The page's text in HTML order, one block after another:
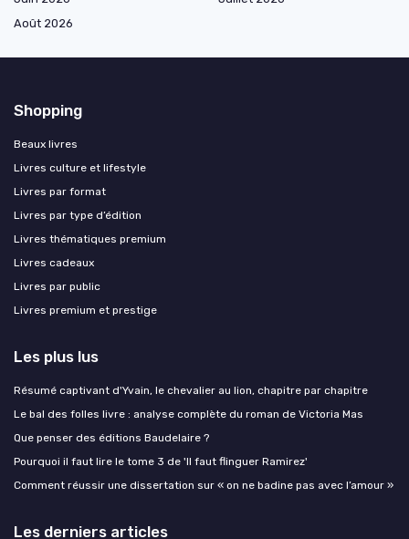
Août 2026
Shopping
Beaux livres
Livres culture et lifestyle
Livres par format
Livres par type d’édition
Livres thématiques premium
Livres cadeaux
Livres par public
Livres premium et prestige
Les plus lus
Résumé captivant d'Yvain, le chevalier au lion, chapitre par chapitre
Le bal des folles livre : analyse complète du roman de Victoria Mas
Que penser des éditions Baudelaire ?
Pourquoi il faut lire le tome 3 de 'Il faut flinguer Ramirez'
Comment réussir une dissertation sur « on ne badine pas avec l’amour »
Les derniers articles